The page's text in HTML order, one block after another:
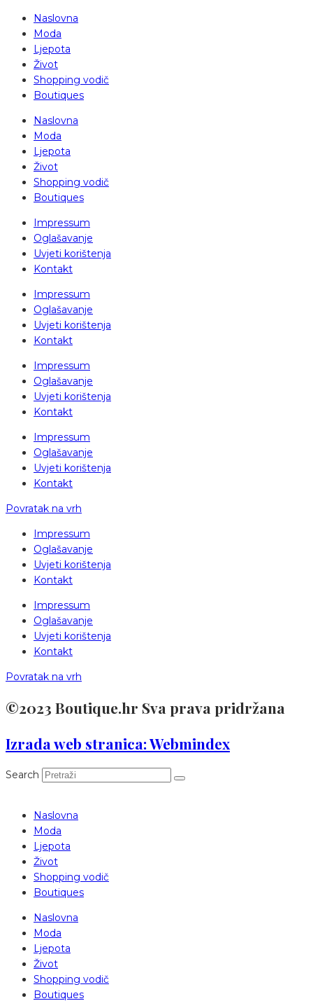
Naslovna
Moda
Ljepota
Život
Shopping vodič
Boutiques
Naslovna
Moda
Ljepota
Život
Shopping vodič
Boutiques
Impressum
Oglašavanje
Uvjeti korištenja
Kontakt
Impressum
Oglašavanje
Uvjeti korištenja
Kontakt
Impressum
Oglašavanje
Uvjeti korištenja
Kontakt
Impressum
Oglašavanje
Uvjeti korištenja
Kontakt
Povratak na vrh
Impressum
Oglašavanje
Uvjeti korištenja
Kontakt
Impressum
Oglašavanje
Uvjeti korištenja
Kontakt
Povratak na vrh
©2023 Boutique.hr Sva prava pridržana
Izrada web stranica: Webmindex
Search
Naslovna
Moda
Ljepota
Život
Shopping vodič
Boutiques
Naslovna
Moda
Ljepota
Život
Shopping vodič
Boutiques